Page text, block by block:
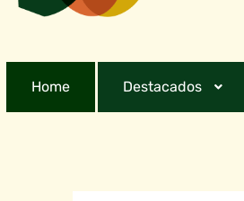
Home Destacados